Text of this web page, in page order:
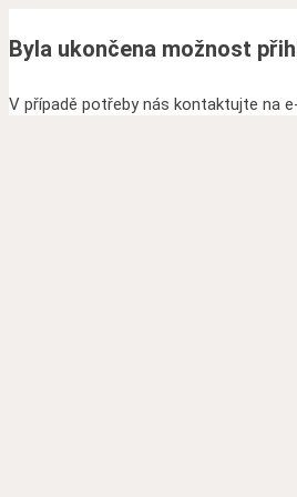
Byla ukončena možnost
V případě potřeby nás kontaktujte na